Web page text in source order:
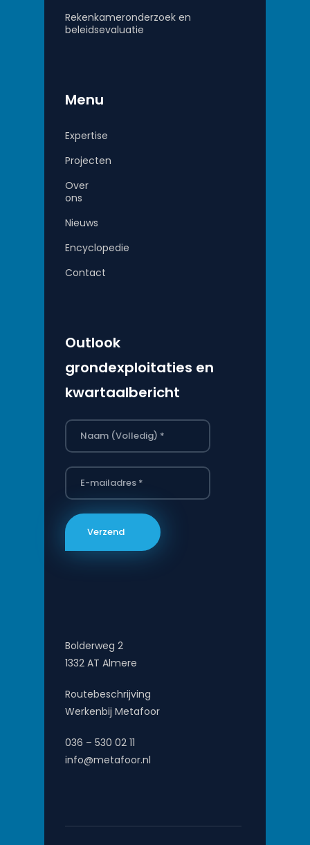
Rekenkameronderzoek en
beleidsevaluatie
Menu
Expertise
Projecten
Over
ons
Nieuws
Encyclopedie
Contact
Outlook
grondexploitaties en
kwartaalbericht
Bolderweg 2
1332 AT Almere
Routebeschrijving
Werkenbij Metafoor
036 – 530 02 11
info@metafoor.nl